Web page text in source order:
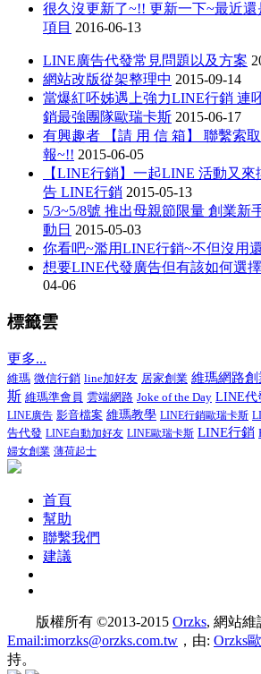
很久沒更新了~!! 更新一下~最近
項目 2016-06-13
LINE廣告代發常見問題以及方案
網站改版從架整理中 2015-09-14
當爆紅呸姊遇上強力LINE行銷 連
銷最強團隊歐瑞卡斯 2015-06-17
有興趣者 【請 用 信 箱】 聯繫索
報~!! 2015-06-05
【LINE行銷】一起LINE 活動又
告 LINE行銷 2015-05-13
5/3~5/8號 推出母親節限量 創業新
動日 2015-05-03
你看吧~濫用LINE行銷~不但沒用
想要LINE代發廣告但有該如何選
04-06
標籤雲
更多...
維瑪 微信行銷 line加好友 居家創業 維瑪網路創
斯 維瑪準會員 雲端網路 Joke of the Day LINE代
LINE廣告 影音檔案 維瑪教學 LINE行銷歐瑞卡斯
告代發 LINE自動加好友 LINE歐瑞卡斯 LINE行銷
婦女創業 薄荷起士
首頁
幫助
聯繫我們
建議
版權所有 ©2013-2015 Orzks, 網站維
Email:imorzks@orzks.com.tw ，由: Orzks
持。